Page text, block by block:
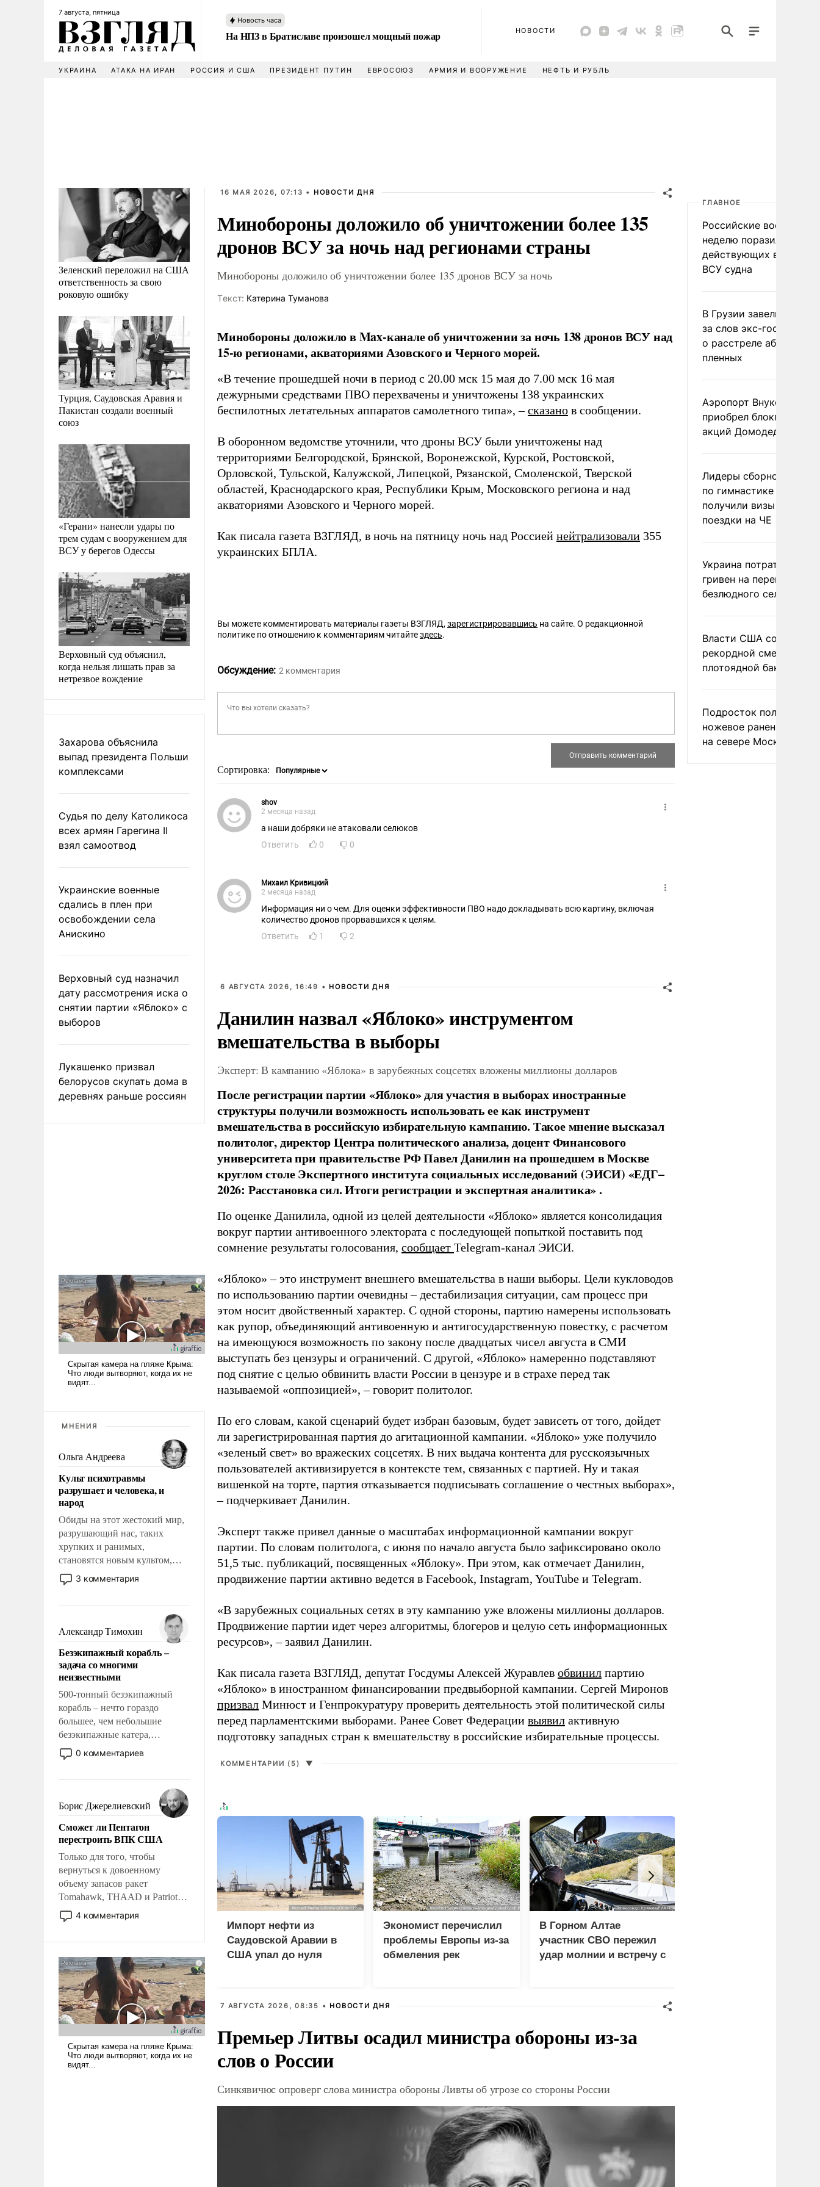
7 августа, пятница
Новость часа
На НПЗ в Братиславе произошел мощный пожар НОВОСТИ
УКРАИНА АТАКА НА ИРАН РОССИЯ И США ПРЕЗИДЕНТ ПУТИН ЕВРОСОЮЗ АРМИЯ И ВООРУЖЕНИЕ НЕФТЬ И РУБЛЬ
Зеленский переложил на США
ответственность за свою
роковую ошибку
Турция, Саудовская Аравия и
Пакистан создали военный
союз
«Герани» нанесли удары по
трем судам с вооружением для
ВСУ у берегов Одессы
Верховный суд объяснил,
когда нельзя лишать прав за
нетрезвое вождение
Захарова объяснила
выпад президента Польши
комплексами
Судья по делу Католикоса
всех армян Гарегина II
взял самоотвод
Украинские военные
сдались в плен при
освобождении села
Анискино
Верховный суд назначил
дату рассмотрения иска о
снятии партии «Яблоко» с
выборов
Лукашенко призвал
белорусов скупать дома в
деревнях раньше россиян
МНЕНИЯ
Ольга Андреева
Культ психотравмы
разрушает и человека, и
народ
Обиды на этот жестокий мир,
разрушающий нас, таких
хрупких и ранимых,
становятся новым культом,
постепенно вытесняя и
отменяя традиционное
мужественным и твердым под
ударами судьбы, брать на себя
ответственность, помогать
слабым, идти вперед и
адаптироваться.
3 комментария
Александр Тимохин
Безэкипажный корабль –
задача со многими
неизвестными
500-тонный безэкипажный
корабль – нечто гораздо
большее, чем небольшие
безэкипажные катера,
применение которых уже
стало обыденностью. Задача по
сложна и амбициозна. Однако
и ее реализация радикально
поднимет наши боевые
возможности.
0 комментариев
Борис Джерелиевский
Сможет ли Пентагон
перестроить ВПК США
Только для того, чтобы
вернуться к довоенному
объему запасов ракет
Tomahawk, THAAD и Patriot
США потребуется более трех
лет. Даже небольшая война с
Сложившаяся ситуация
означает многолетний период
уязвимости США, например,
перед Китаем.
4 комментария
16 МАЯ 2026, 07:13 • НОВОСТИ ДНЯ
Минобороны доложило об уничтожении более 135
дронов ВСУ за ночь над регионами страны
Минобороны доложило об уничтожении более 135 дронов ВСУ за ночь
Tекст: Катерина Туманова
Минобороны доложило в Max-канале об уничтожении за ночь 138 дронов ВСУ над
15-ю регионами, акваториями Азовского и Черного морей.
«В течение прошедшей ночи в период с 20.00 мск 15 мая до 7.00 мск 16 мая
дежурными средствами ПВО перехвачены и уничтожены 138 украинских
беспилотных летательных аппаратов самолетного типа», –сказано в сообщении.
В оборонном ведомстве уточнили, что дроны ВСУ были уничтожены над
территориями Белгородской, Брянской, Воронежской, Курской, Ростовской,
Орловской, Тульской, Калужской, Липецкой, Рязанской, Смоленской, Тверской
областей, Краснодарского края, Республики Крым, Московского региона и над
акваториями Азовского и Черного морей.
Как писала газета ВЗГЛЯД, в ночь на пятницу ночь над Россией нейтрализовали 355
украинских БПЛА.
Вы можете комментировать материалы газеты ВЗГЛЯД, зарегистрировавшись на сайте. О редакционной
политике по отношению к комментариям читайтездесь.
Обсуждение: 2 комментария
Сортировка:
shov
2 месяца назад
а наши добряки не атаковали селюков
Ответить
0 0
Михаил Кривицкий
2 месяца назад
Информация ни о чем. Для оценки эффективности ПВО надо докладывать всю картину, включая
количество дронов прорвавшихся к целям.
Ответить
1 2
6 АВГУСТА 2026, 16:49 • НОВОСТИ ДНЯ
Данилин назвал «Яблоко» инструментом
вмешательства в выборы
Эксперт: В кампанию «Яблока» в зарубежных соцсетях вложены миллионы долларов
После регистрации партии «Яблоко» для участия в выборах иностранные
структуры получили возможность использовать ее как инструмент
вмешательства в российскую избирательную кампанию. Такое мнение высказал
политолог, директор Центра политического анализа, доцент Финансового
университета при правительстве РФ Павел Данилин на прошедшем в Москве
круглом столе Экспертного института социальных исследований (ЭИСИ) «ЕДГ–
2026: Расстановка сил. Итоги регистрации и экспертная аналитика» .
По оценке Данилила, одной из целей деятельности «Яблоко» является консолидация
вокруг партии антивоенного электората с последующей попыткой поставить под
сомнение результаты голосования, сообщает Telegram-канал ЭИСИ.
«Яблоко» – это инструмент внешнего вмешательства в наши выборы. Цели кукловодов
по использованию партии очевидны – дестабилизация ситуации, сам процесс при
этом носит двойственный характер. С одной стороны, партию намерены использовать
как рупор, объединяющий антивоенную и антигосударственную повестку, с расчетом
на имеющуюся возможность по закону после двадцатых чисел августа в СМИ
выступать без цензуры и ограничений. С другой, «Яблоко» намеренно подставляют
под снятие с целью обвинить власти России в цензуре и в страхе перед так
называемой «оппозицией», – говорит политолог.
По его словам, какой сценарий будет избран базовым, будет зависеть от того, дойдет
ли зарегистрированная партия до агитационной кампании. «Яблоко» уже получило
«зеленый свет» во вражеских соцсетях. В них выдача контента для русскоязычных
пользователей активизируется в контексте тем, связанных с партией. Ну и такая
вишенкой на торте, партия отказывается подписывать соглашение о честных выборах»,
– подчеркивает Данилин.
Эксперт также привел данные о масштабах информационной кампании вокруг
партии. По словам политолога, с июня по начало августа было зафиксировано около
51,5 тыс. публикаций, посвященных «Яблоку». При этом, как отмечает Данилин,
продвижение партии активно ведется в Facebook, Instagram, YouTube и Telegram.
«В зарубежных социальных сетях в эту кампанию уже вложены миллионы долларов.
Продвижение партии идет через алгоритмы, блогеров и целую сеть информационных
ресурсов», – заявил Данилин.
Как писала газета ВЗГЛЯД, депутат Госдумы Алексей Журавлев обвинил партию
«Яблоко» в иностранном финансировании предвыборной кампании. Сергей Миронов
призвал Минюст и Генпрокуратуру проверить деятельность этой политической силы
перед парламентскими выборами. Ранее Совет Федерации выявил активную
подготовку западных стран к вмешательству в российские избирательные процессы.
КОММЕНТАРИИ (5) ▼
Импорт нефти из
Саудовской Аравии в
США упал до нуля
Экономист перечислил
проблемы Европы из-за
обмеления рек
В Горном Алтае
участник СВО пережил
удар молнии и встречу с
7 АВГУСТА 2026, 08:35 • НОВОСТИ ДНЯ
Премьер Литвы осадил министра обороны из-за
слов о России
Синкявичюс опроверг слова министра обороны Ливты об угрозе со стороны России
ГЛАВНОЕ
Российские военные за
неделю поразили 34
действующих в
ВСУ судна
В Грузии завели дело
за слов экс-
о расстреле абхазских
пленных
Аэропорт Внуково
приобрел блокпакет
акций Домодедово
Лидеры сборной
по гимнастике не
получили визы для
поездки на ЧЕ
Украина потратила 1
гривен на
безлюдного села
Власти США сообщили
рекордной смертности
плотоядной бактерии
Подросток получил
ножевое ранение в
на севере Москвы